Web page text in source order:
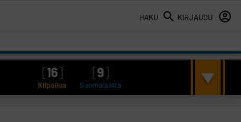
HAKU KIRJAUDU
16 9
Kilpailua Suomalaista